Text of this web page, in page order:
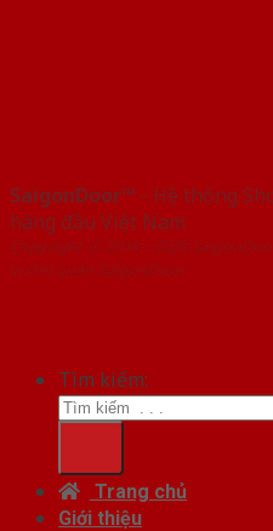
SaigonDoor™ - Hệ thống
hàng đầu Việt Nam
Copyright ⓒ 2016 – 2026
vị chủ quản SaigonDoor
Tìm kiếm:
Trang chủ
Giới thiệu